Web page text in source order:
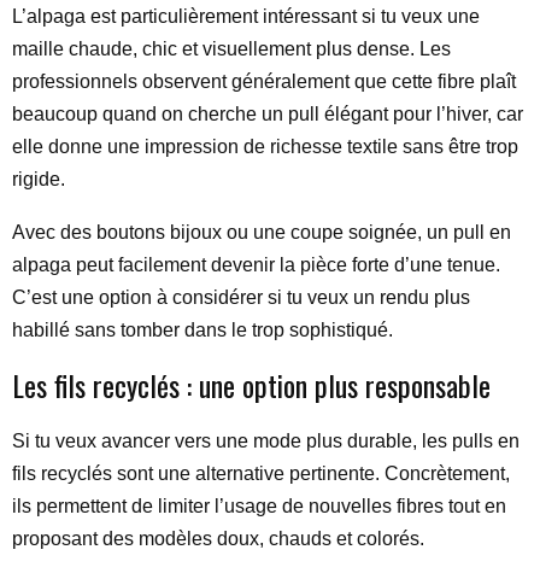
L’alpaga est particulièrement intéressant si tu veux une
maille chaude, chic et visuellement plus dense. Les
professionnels observent généralement que cette fibre plaît
beaucoup quand on cherche un pull élégant pour l’hiver, car
elle donne une impression de richesse textile sans être trop
rigide.
Avec des boutons bijoux ou une coupe soignée, un pull en
alpaga peut facilement devenir la pièce forte d’une tenue.
C’est une option à considérer si tu veux un rendu plus
habillé sans tomber dans le trop sophistiqué.
Les fils recyclés : une option plus responsable
Si tu veux avancer vers une mode plus durable, les pulls en
fils recyclés sont une alternative pertinente. Concrètement,
ils permettent de limiter l’usage de nouvelles fibres tout en
proposant des modèles doux, chauds et colorés.